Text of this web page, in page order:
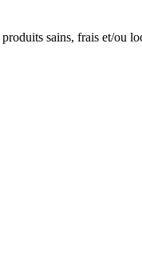
sains, frais et/ou